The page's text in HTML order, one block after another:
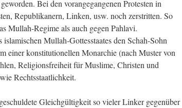
Bei den vorangegangenen Protesten in
Republikanern, Linken, usw. noch zerstritten. So
Mullah-Regime als auch gegen Pahlavi.
islamischen Mullah-Gottesstaates den Schah-Sohn
einer konstitutionellen Monarchie (nach Muster von
Religionsfreiheit für Muslime, Christen und
Rechtsstaatlichkeit.
Gleichgültigkeit so vieler Linker gegenüber